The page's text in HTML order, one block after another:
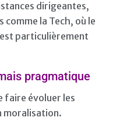
dirigeantes,
comme la Tech, où le
particulièrement
pragmatique
faire évoluer les
moralisation.